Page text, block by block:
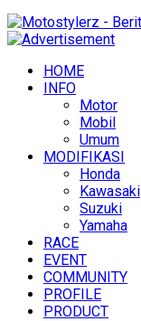
HOME
INFO
Motor
Mobil
Umum
MODIFIKASI
Honda
Kawasaki
Suzuki
Yamaha
RACE
EVENT
COMMUNITY
PROFILE
PRODUCT